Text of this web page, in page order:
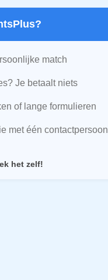
match
Je betaalt niets
of lange formulieren
met één contactpersoon
het zelf!